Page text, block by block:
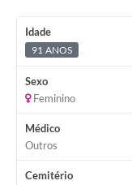
Idade
91 ANOS
Sexo
Feminino
Médico
Outros
Cemitério